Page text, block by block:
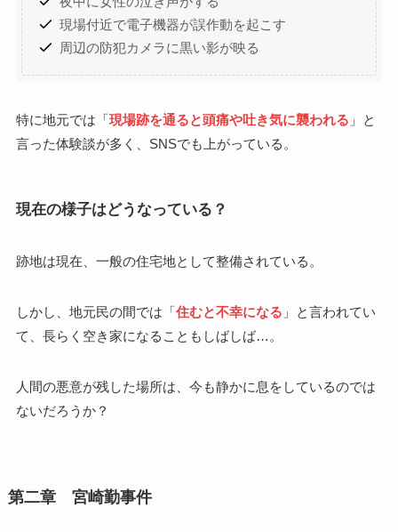
現場付近で電子機器が誤作動を起こす
周辺の防犯カメラに黒い影が映る
特に地元では「現場跡を通ると頭痛や吐き気に襲われる 」と
言った体験談が多く、SNSでも上がっている。
現在の様子はどうなっている？
跡地は現在、一般の住宅地として整備されている。
しかし、地元民の間では「 住むと不幸になる 」と言われてい
て、長らく空き家になることもしばしば…。
人間の悪意が残した場所は、今も静かに息をしているのでは
ないだろうか？
第二章 宮崎勤事件